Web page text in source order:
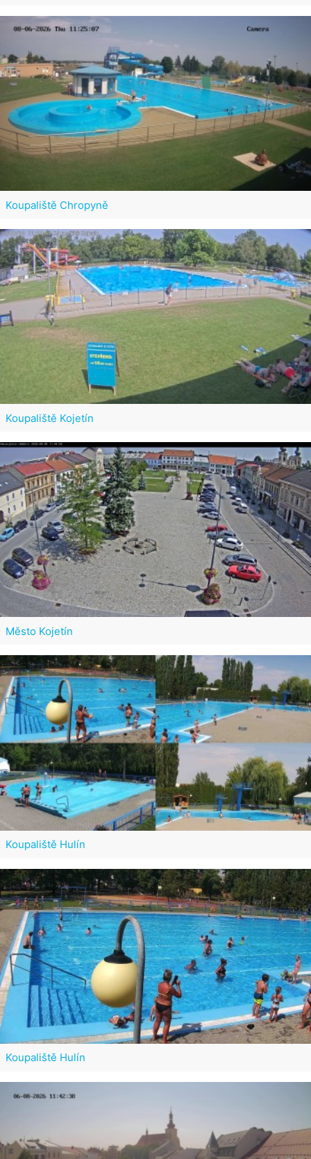
Koupaliště Chropyně
Koupaliště Kojetín
Město Kojetín
Koupaliště Hulín
Koupaliště Hulín